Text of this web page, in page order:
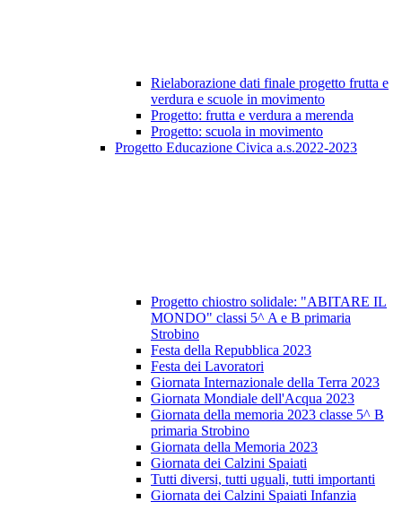
Rielaborazione dati finale progetto frutta e
verdura e scuole in movimento
Progetto: frutta e verdura a merenda
Progetto: scuola in movimento
Progetto Educazione Civica a.s.2022-2023
Progetto chiostro solidale: "ABITARE IL
MONDO" classi 5^ A e B primaria
Strobino
Festa della Repubblica 2023
Festa dei Lavoratori
Giornata Internazionale della Terra 2023
Giornata Mondiale dell'Acqua 2023
Giornata della memoria 2023 classe 5^ B
primaria Strobino
Giornata della Memoria 2023
Giornata dei Calzini Spaiati
Tutti diversi, tutti uguali, tutti importanti
Giornata dei Calzini Spaiati Infanzia